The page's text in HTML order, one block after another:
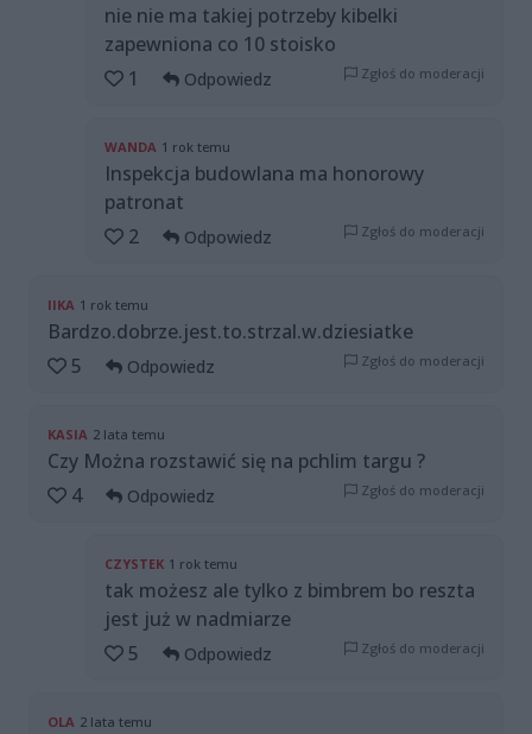
nie nie ma takiej potrzeby kibelki
zapewniona co 10 stoisko
1
Odpowiedz Zgłoś do moderacji
WANDA 1 rok temu
Inspekcja budowlana ma honorowy
patronat
2
Odpowiedz Zgłoś do moderacji
IIKA 1 rok temu
Bardzo.dobrze.jest.to.strzal.w.dziesiatke
5
Odpowiedz Zgłoś do moderacji
KASIA 2 lata temu
Czy Można rozstawić się na pchlim targu ?
4
Odpowiedz Zgłoś do moderacji
CZYSTEK 1 rok temu
tak możesz ale tylko z bimbrem bo reszta
jest już w nadmiarze
5
Odpowiedz Zgłoś do moderacji
OLA 2 lata temu